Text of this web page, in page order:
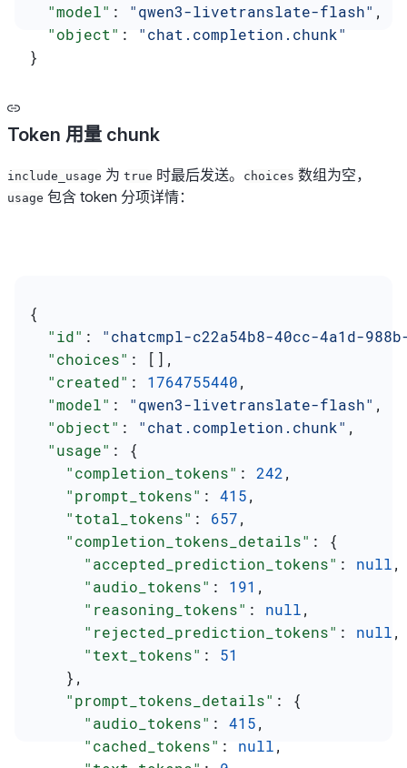
  "model"
: "qwen3-livetranslate-flash" ,
  "object"
: "chat.completion.chunk"
}
Token 用量 chunk
include_usage 为 true 时最后发送。 choices 数组为空，
usage 包含 token 分项详情：
{
  "id"
: "chatcmpl-c22a54b8-40cc-4a1d-
  "choices"
: [],
  "created"
: 1764755440,
  "model"
: "qwen3-livetranslate-flash" ,
  "object"
: "chat.completion.chunk" ,
  "usage"
: {
    "completion_tokens"
: 242,
    "prompt_tokens"
: 415,
    "total_tokens"
: 657,
    "completion_tokens_details"
: {
      "accepted_prediction_tokens"
: null,
      "audio_tokens"
: 191 ,
      "reasoning_tokens"
: null,
      "rejected_prediction_tokens"
: null,
      "text_tokens"
: 51
    },
    "prompt_tokens_details"
: {
      "audio_tokens"
: 415,
      "cached_tokens"
: null,